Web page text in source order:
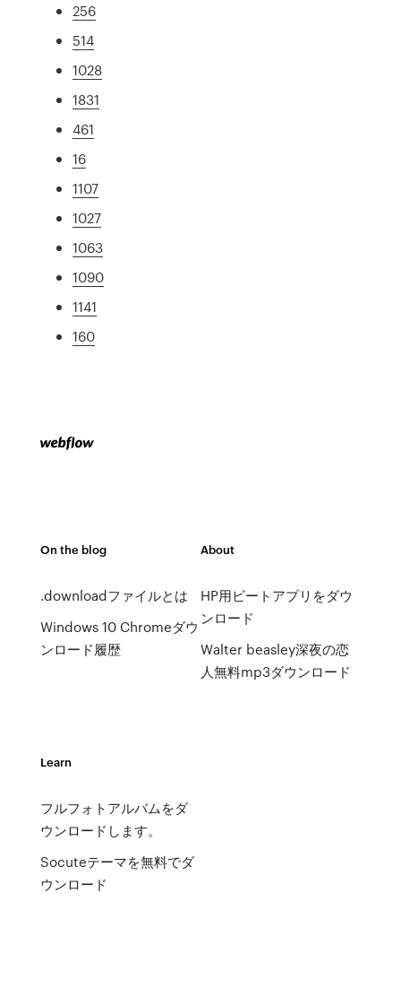
256
514
1028
1831
461
16
1107
1027
1063
1090
1141
160
On the blog
.downloadファイルとは
Windows 10 Chromeダウ
ンロード履歴
About
HP用ビートアプリをダウ
ンロード
Walter beasley深夜の恋
人無料mp3ダウンロード
Learn
フルフォトアルバムをダ
ウンロードします。
Socuteテーマを無料でダ
ウンロード